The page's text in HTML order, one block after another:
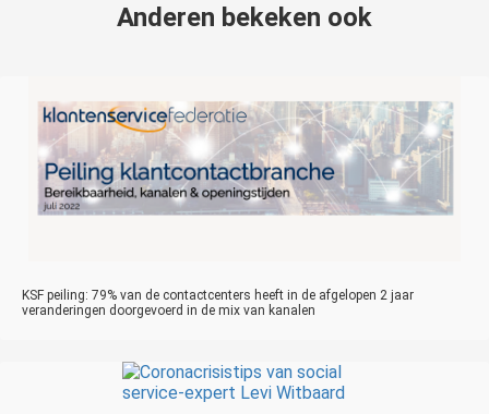
Anderen bekeken ook
KSF peiling: 79% van de contactcenters heeft in de afgelopen 2 jaar
veranderingen doorgevoerd in de mix van kanalen